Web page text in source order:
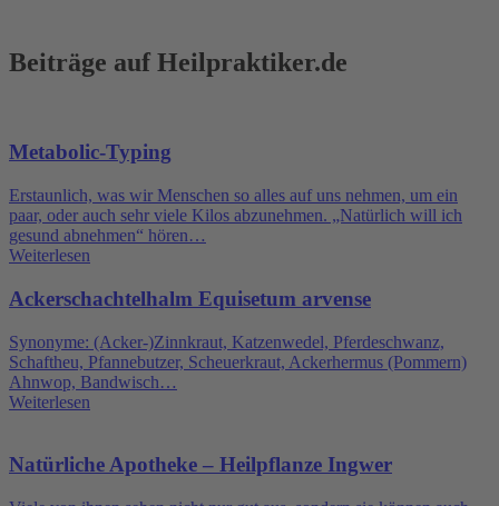
Beiträge auf Heilpraktiker.de
Metabolic-Typing
Erstaunlich, was wir Menschen so alles auf uns nehmen, um ein
paar, oder auch sehr viele Kilos abzunehmen. „Natürlich will ich
gesund abnehmen“ hören…
Weiterlesen
Ackerschachtelhalm Equisetum arvense
Synonyme: (Acker-)Zinnkraut, Katzenwedel, Pferdeschwanz,
Schaftheu, Pfannebutzer, Scheuerkraut, Ackerhermus (Pommern)
Ahnwop, Bandwisch…
Weiterlesen
Natürliche Apotheke – Heilpflanze Ingwer